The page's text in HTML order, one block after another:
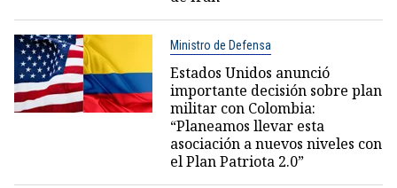
Ministro de Defensa
Estados Unidos anunció
importante decisión sobre plan
militar con Colombia:
“Planeamos llevar esta
asociación a nuevos niveles con
el Plan Patriota 2.0”